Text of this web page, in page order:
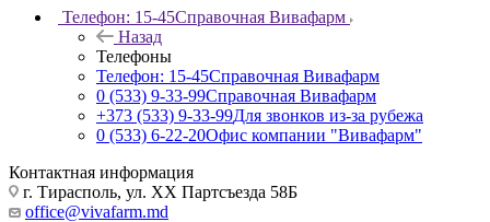
Телефон: 15-45Справочная Вивафарм
Назад
Телефоны
Телефон: 15-45Справочная Вивафарм
0 (533) 9-33-99Справочная Вивафарм
+373 (533) 9-33-99Для звонков из-за рубежа
0 (533) 6-22-20Офис компании "Вивафарм"
Контактная информация
г. Тирасполь, ул. ХХ Партсъезда 58Б
office@vivafarm.md